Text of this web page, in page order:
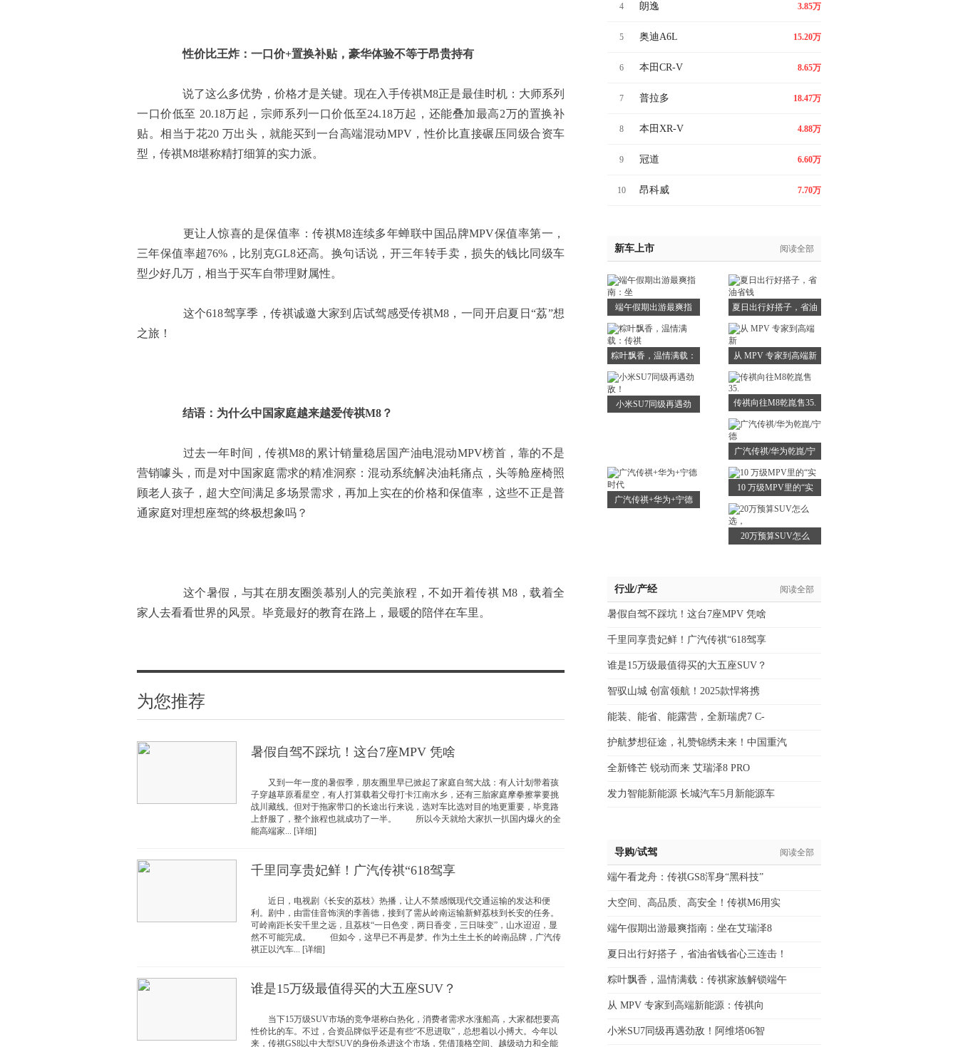
性价比王炸：一口价+置换补贴，豪华体验不等于昂贵持有
说了这么多优势，价格才是关键。现在入手传祺M8正是最佳时机：大师系列
一口价低至 20.18万起，宗师系列一口价低至24.18万起，还能叠加最高2万的置换补
贴。相当于花20 万出头，就能买到一台高端混动MPV，性价比直接碾压同级合资车
型，传祺M8堪称精打细算的实力派。
更让人惊喜的是保值率：传祺M8连续多年蝉联中国品牌MPV保值率第一，
三年保值率超76%，比别克GL8还高。换句话说，开三年转手卖，损失的钱比同级车
型少好几万，相当于买车自带理财属性。
这个618驾享季，传祺诚邀大家到店试驾感受传祺M8，一同开启夏日“荔”想
之旅！
结语：为什么中国家庭越来越爱传祺M8？
过去一年时间，传祺M8的累计销量稳居国产油电混动MPV榜首，靠的不是
营销噱头，而是对中国家庭需求的精准洞察：混动系统解决油耗痛点，头等舱座椅照
顾老人孩子，超大空间满足多场景需求，再加上实在的价格和保值率，这些不正是普
通家庭对理想座驾的终极想象吗？
这个暑假，与其在朋友圈羡慕别人的完美旅程，不如开着传祺 M8，载着全
家人去看看世界的风景。毕竟最好的教育在路上，最暖的陪伴在车里。
为您推荐
暑假自驾不踩坑！这台7座MPV 凭啥
又到一年一度的暑假季，朋友圈里早已掀起了家庭自驾大战：有人计划带着孩
子穿越草原看星空，有人打算载着父母打卡江南水乡，还有三胎家庭摩拳擦掌要挑
战川藏线。但对于拖家带口的长途出行来说，选对车比选对目的地更重要，毕竟路
上舒服了，整个旅程也就成功了一半。 所以今天就给大家扒一扒国内爆火的全
能高端家... [详细]
千里同享贵妃鲜！广汽传祺“618驾享
近日，电视剧《长安的荔枝》热播，让人不禁感慨现代交通运输的发达和便
利。剧中，由雷佳音饰演的李善德，接到了需从岭南运输新鲜荔枝到长安的任务。
可岭南距长安千里之远，且荔枝“一日色变，两日香变，三日味变”，山水迢迢，显
然不可能完成。 但如今，这早已不再是梦。作为土生土长的岭南品牌，广汽传
祺正以汽车... [详细]
谁是15万级最值得买的大五座SUV？
当下15万级SUV市场的竞争堪称白热化，消费者需求水涨船高，大家都想要高
性价比的车。不过，合资品牌似乎还是有些“不思进取”，总想着以小搏大。今年以
来，传祺GS8以中大型SUV的身份杀进这个市场，凭借顶格空间、越级动力和全能
4 朗逸 3.85万
5 奥迪A6L 15.20万
6 本田CR-V 8.65万
7 普拉多 18.47万
8 本田XR-V 4.88万
9 冠道 6.60万
10 昂科威 7.70万
新车上市 阅读全部
端午假期出游最爽指
南：坐
夏日出行好搭子，省油
省钱
粽叶飘香，温情满载：
传祺
从 MPV 专家到高端新
小米SU7同级再遇劲
传祺向往M8乾崑售35.
广汽传祺/华为乾崑/宁
德
广汽传祺+华为+宁德
10 万级MPV里的“实
20万预算SUV怎么
行业/产经 阅读全部
暑假自驾不踩坑！这台7座MPV 凭啥
千里同享贵妃鲜！广汽传祺“618驾享
谁是15万级最值得买的大五座SUV？
智驭山城 创富领航！2025款悍将携
能装、能省、能露营，全新瑞虎7 C-
护航梦想征途，礼赞锦绣未来！中国重汽
全新锋芒 锐动而来 艾瑞泽8 PRO
发力智能新能源 长城汽车5月新能源车
导购/试驾 阅读全部
端午看龙舟：传祺GS8浑身“黑科技”
大空间、高品质、高安全！传祺M6用实
端午假期出游最爽指南：坐在艾瑞泽8
夏日出行好搭子，省油省钱省心三连击！
粽叶飘香，温情满载：传祺家族解锁端午
从 MPV 专家到高端新能源：传祺向
小米SU7同级再遇劲敌！阿维塔06智